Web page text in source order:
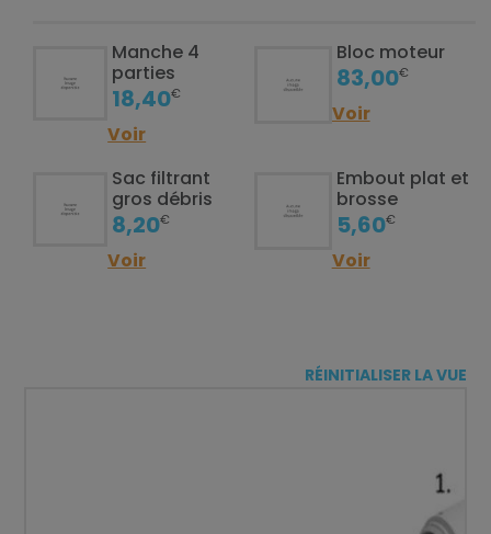
Manche 4
parties
18,40€
Voir
Bloc moteur
83,00€
Voir
Sac filtrant
gros débris
8,20€
Voir
Embout plat et
brosse
5,60€
Voir
RÉINITIALISER LA VUE